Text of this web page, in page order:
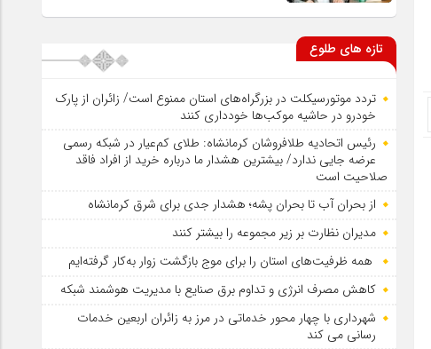
تازه های طلوع
تردد موتورسیکلت در بزرگراه‌های استان ممنوع است/ زائران از پارک
خودرو در حاشیه موکب‌ها خودداری کنند
رئیس اتحادیه طلافروشان کرمانشاه: طلای کم‌عیار در شبکه رسمی
عرضه جایی ندارد/ بیشترین هشدار ما درباره خرید از افراد فاقد
صلاحیت است
از بحران آب تا بحران پشه؛ هشدار جدی برای شرق کرمانشاه
مدیران نظارت بر زیر مجموعه را بیشتر کنند
همه ظرفیت‌های استان را برای موج بازگشت زوار به‌کار گرفته‌ایم
کاهش مصرف انرژی و تداوم برق صنایع با مدیریت هوشمند شبکه
شهرداری با چهار محور خدماتی در مرز به زائران اربعین خدمات
رسانی می کند